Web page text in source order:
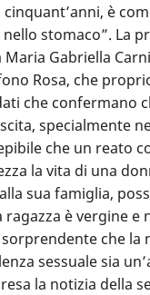
è
stomaco”. La
Gabriella
Rosa, che
che confermano
specialmente
che un reato
la vita di una
sua famiglia,
ragazza è vergine e
che la
sessuale sia
la notizia della